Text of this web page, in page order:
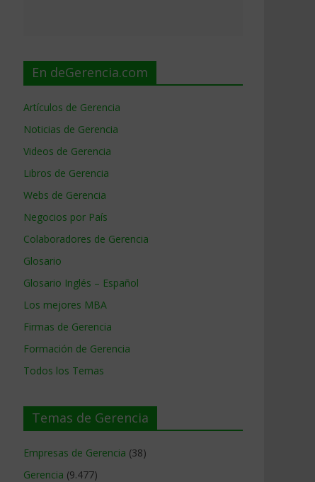
En deGerencia.com
Artículos de Gerencia
Noticias de Gerencia
Videos de Gerencia
Libros de Gerencia
Webs de Gerencia
Negocios por País
Colaboradores de Gerencia
Glosario
Glosario Inglés – Español
Los mejores MBA
Firmas de Gerencia
Formación de Gerencia
Todos los Temas
Temas de Gerencia
Empresas de Gerencia (38)
Gerencia (9.477)